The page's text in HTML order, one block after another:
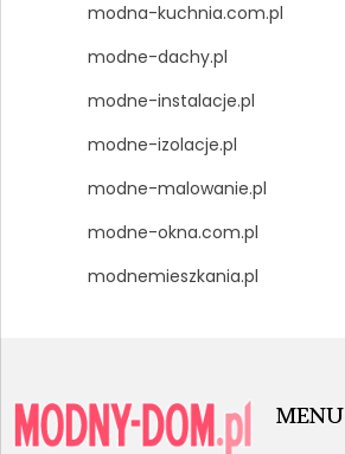
modna-kuchnia.com.pl
modne-dachy.pl
modne-instalacje.pl
modne-izolacje.pl
modne-malowanie.pl
modne-okna.com.pl
modnemieszkania.pl
MENU